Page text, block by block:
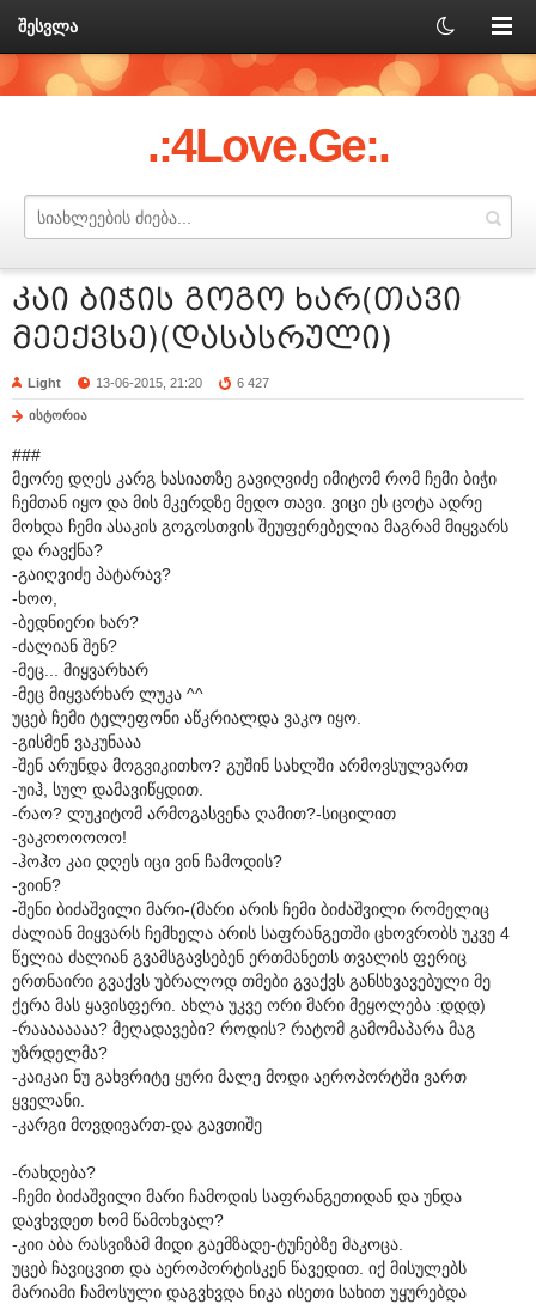
შესვლა
.:4Love.Ge:.
კაი ბიჭის გოგო ხარ(თავი
მეექვსე)(დასასრული)
Light 13-06-2015, 21:20 6 427
ისტორია
###
მეორე დღეს კარგ ხასიათზე გავიღვიძე იმიტომ რომ ჩემი ბიჭი
ჩემთან იყო და მის მკერდზე მედო თავი. ვიცი ეს ცოტა ადრე
მოხდა ჩემი ასაკის გოგოსთვის შეუფერებელია მაგრამ მიყვარს
და რავქნა?
-გაიღვიძე პატარავ?
-ხოო,
-ბედნიერი ხარ?
-ძალიან შენ?
-მეც... მიყვარხარ
-მეც მიყვარხარ ლუკა ^^
უცებ ჩემი ტელეფონი აწკრიალდა ვაკო იყო.
-გისმენ ვაკუნააა
-შენ არუნდა მოგვიკითხო? გუშინ სახლში არმოვსულვართ
-უიჰ, სულ დამავიწყდით.
-რაო? ლუკიტომ არმოგასვენა ღამით?-სიცილით
-ვაკოოოოოო!
-ჰოჰო კაი დღეს იცი ვინ ჩამოდის?
-ვიინ?
-შენი ბიძაშვილი მარი-(მარი არის ჩემი ბიძაშვილი რომელიც
ძალიან მიყვარს ჩემხელა არის საფრანგეთში ცხოვრობს უკვე 4
წელია ძალიან გვამსგავსებენ ერთმანეთს თვალის ფერიც
ერთნაირი გვაქვს უბრალოდ თმები გვაქვს განსხვავებული მე
ქერა მას ყავისფერი. ახლა უკვე ორი მარი მეყოლება :დდდ)
-რაააააააა? მეღადავები? როდის? რატომ გამომაპარა მაგ
უზრდელმა?
-კაიკაი ნუ გახვრიტე ყური მალე მოდი აეროპორტში ვართ
ყველანი.
-კარგი მოვდივართ-და გავთიშე
-რახდება?
-ჩემი ბიძაშვილი მარი ჩამოდის საფრანგეთიდან და უნდა
დავხვდეთ ხომ წამოხვალ?
-კიი აბა რასვიზამ მიდი გაემზადე-ტუჩებზე მაკოცა.
უცებ ჩავიცვით და აეროპორტისკენ წავედით. იქ მისულებს
მარიამი ჩამოსული დაგვხვდა ნიკა ისეთი სახით უყურებდა